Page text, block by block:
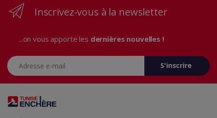
Inscrivez-vous à la newsletter
...on vous apporte les dernières nouvelles !
Adresse e-mail
S'inscrire